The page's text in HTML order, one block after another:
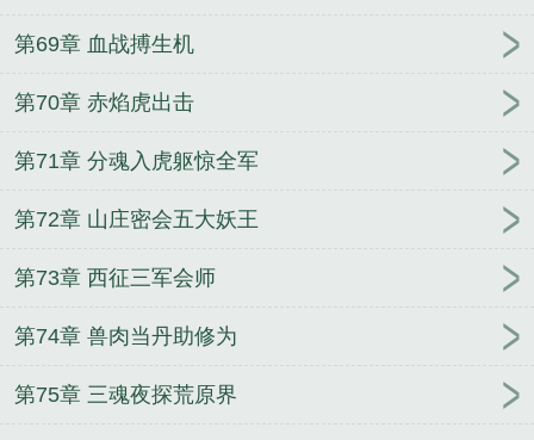
第69章 血战搏生机
第70章 赤焰虎出击
第71章 分魂入虎躯惊全军
第72章 山庄密会五大妖王
第73章 西征三军会师
第74章 兽肉当丹助修为
第75章 三魂夜探荒原界